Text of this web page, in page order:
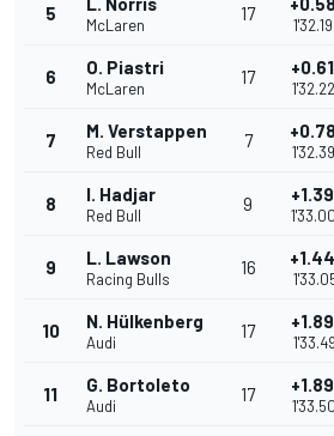
5
McLaren
17
6 O. Piastri
McLaren
17
7 M. Verstappen
Red Bull
7
8 I. Hadjar
Red Bull
9
9 L. Lawson
Racing Bulls
16
10 N. Hülkenberg
Audi
17
11 G. Bortoleto
Audi
17